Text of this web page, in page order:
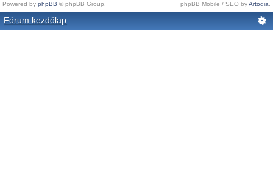
Powered by phpBB © phpBB Group. phpBB Mobile / SEO byArtodia.
Fórum kezdőlap